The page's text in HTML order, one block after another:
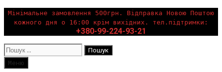
Перейти
вмісту
Мінімальне замовлення 500грн. Відправка Новою Поштою
кожного дня о 16:00 крім вихідних. тел.підтримки:
+380-99-224-93-21
Пошук:
Пошук
Меню